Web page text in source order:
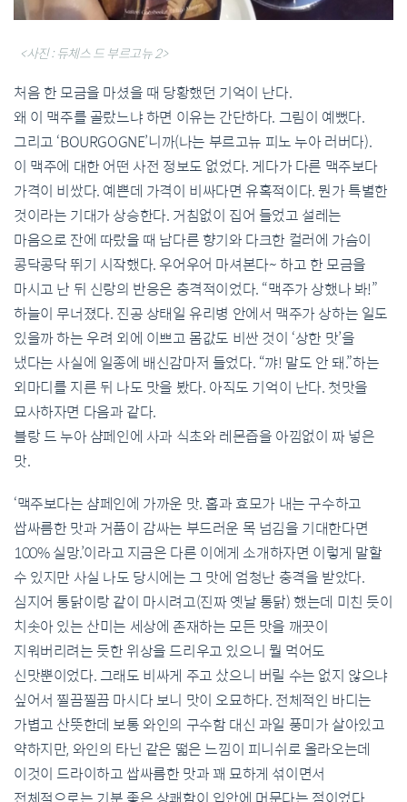
<사진 : 듀체스 드 부르고뉴 2>
처음 한 모금을 마셨을 때 당황했던 기억이 난다.
왜 이 맥주를 골랐느냐 하면 이유는 간단하다. 그림이 예뻤다.
그리고 ‘BOURGOGNE’니까(나는 부르고뉴 피노 누아 러버다).
이 맥주에 대한 어떤 사전 정보도 없었다. 게다가 다른 맥주보다
가격이 비쌌다. 예쁜데 가격이 비싸다면 유혹적이다. 뭔가 특별한
것이라는 기대가 상승한다. 거침없이 집어 들었고 설레는
마음으로 잔에 따랐을 때 남다른 향기와 다크한 컬러에 가슴이
콩닥콩닥 뛰기 시작했다. 우어우어 마셔본다~ 하고 한 모금을
마시고 난 뒤 신랑의 반응은 충격적이었다. “맥주가 상했나 봐!”
하늘이 무너졌다. 진공 상태일 유리병 안에서 맥주가 상하는 일도
있을까 하는 우려 외에 이쁘고 몸값도 비싼 것이 ‘상한 맛’을
냈다는 사실에 일종에 배신감마저 들었다. “꺄! 말도 안 돼.”하는
외마디를 지른 뒤 나도 맛을 봤다. 아직도 기억이 난다. 첫맛을
묘사하자면 다음과 같다.
블랑 드 누아 샴페인에 사과 식초와 레몬즙을 아낌없이 짜 넣은
맛.
‘맥주보다는 샴페인에 가까운 맛. 홉과 효모가 내는 구수하고
쌉싸름한 맛과 거품이 감싸는 부드러운 목 넘김을 기대한다면
100% 실망.’이라고 지금은 다른 이에게 소개하자면 이렇게 말할
수 있지만 사실 나도 당시에는 그 맛에 엄청난 충격을 받았다.
심지어 통닭이랑 같이 마시려고(진짜 옛날 통닭) 했는데 미친 듯이
치솟아 있는 산미는 세상에 존재하는 모든 맛을 깨끗이
지워버리려는 듯한 위상을 드리우고 있으니 뭘 먹어도
신맛뿐이었다. 그래도 비싸게 주고 샀으니 버릴 수는 없지 않으냐
싶어서 찔끔찔끔 마시다 보니 맛이 오묘하다. 전체적인 바디는
가볍고 산뜻한데 보통 와인의 구수함 대신 과일 풍미가 살아있고
약하지만, 와인의 타닌 같은 떫은 느낌이 피니쉬로 올라오는데
이것이 드라이하고 쌉싸름한 맛과 꽤 묘하게 섞이면서